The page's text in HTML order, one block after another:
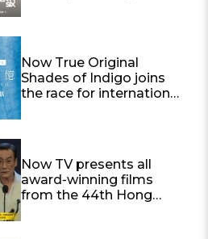
Now True Original
Shades of Indigo joins
the race for international
Now TV presents all
award‑winning films
from the 44th Hong